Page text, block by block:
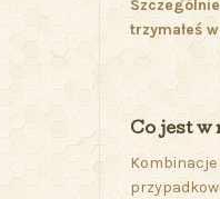
trzymałeś
Co jest w